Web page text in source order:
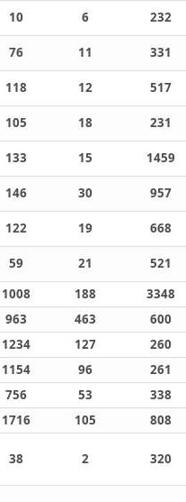
10 6
232
76 11
331
118 12
517
105 18
231
133 15
1459
146 30
957
122 19
668
59 21
521
1008 188
3348
963 463
600
1234 127
260
1154 96
261
756 53
338
1716 105 808
38 2 320